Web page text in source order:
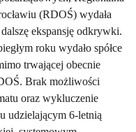
(RDOŚ) wydała
ekspansję odkrywki.
roku wydało spółce
trwającej obecnie
Brak możliwości
oraz wykluczenie
udzielającym 6-letnią